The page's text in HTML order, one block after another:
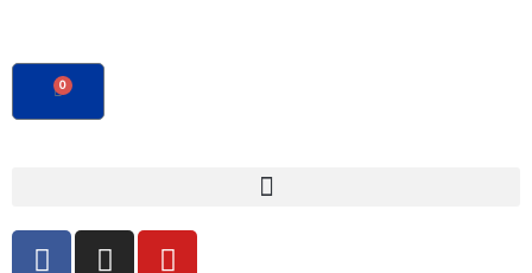
contenido
0
CART
F
I
Y